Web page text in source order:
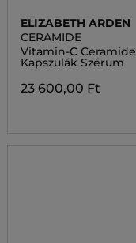
ELIZABETH ARDEN
CERAMIDE
Vitamin-C Ceramide
Kapszulák Szérum
23 600,00 Ft